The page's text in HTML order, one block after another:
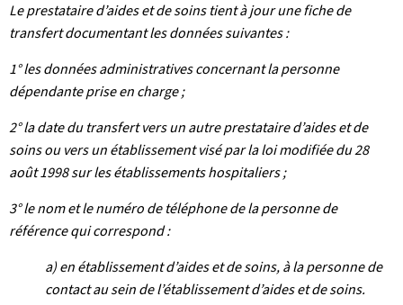
Le prestataire d’aides et de soins tient à jour une fiche de
transfert documentant les données suivantes :
1° les données administratives concernant la personne
dépendante prise en charge ;
2° la date du transfert vers un autre prestataire d’aides et de
soins ou vers un établissement visé par la loi modifiée du 28
août 1998 sur les établissements hospitaliers ;
3° le nom et le numéro de téléphone de la personne de
référence qui correspond :
a) en établissement d’aides et de soins, à la personne de
contact au sein de l’établissement d’aides et de soins.